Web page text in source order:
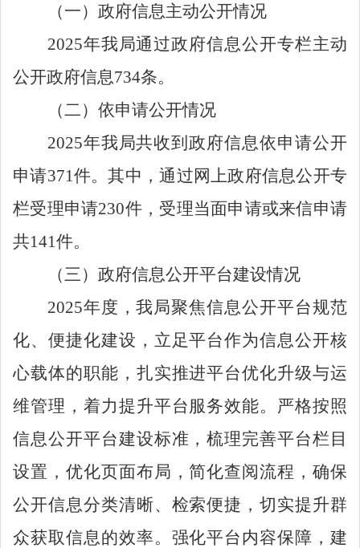
（一） 政府信息主动公开情况
2025年我局通过政府信息公开专栏主动
公开政府信息734条。
（二） 依申请公开情况
2025年我局共收到政府信息依申请公开
申请371件。其中，通过网上政府信息公开专
栏受理申请230件，受理当面申请或来信申请
共141件。
（三） 政府信息公开平台建设情况
2025年度，我局聚焦信息公开平台规范
化、便捷化建设，立足平台作为信息公开核
心载体的职能，扎实推进平台优化升级与运
维管理，着力提升平台服务效能。严格按照
信息公开平台建设标准，梳理完善平台栏目
设置，优化页面布局，简化查阅流程，确保
公开信息分类清晰、检索便捷，切实提升群
众获取信息的效率。强化平台内容保障，建